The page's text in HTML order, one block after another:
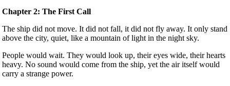
Chapter 2: The First Call
The ship did not move. It did not fall, it did not fly away. It only stand
above the city, quiet, like a mountain of light in the night sky.
People would wait. They would look up, their eyes wide, their hearts
heavy. No sound would come from the ship, yet the air itself would
carry a strange power.